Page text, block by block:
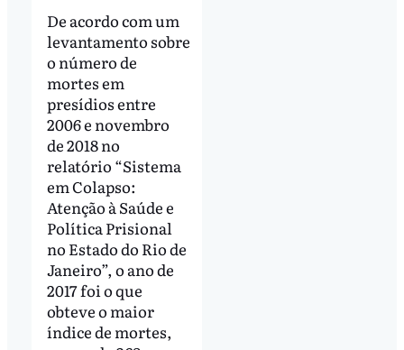
De acordo com um
levantamento sobre
o número de
mortes em
presídios entre
2006 e novembro
de 2018 no
relatório “Sistema
em Colapso:
Atenção à Saúde e
Política Prisional
no Estado do Rio de
Janeiro”, o ano de
2017 foi o que
obteve o maior
índice de mortes,